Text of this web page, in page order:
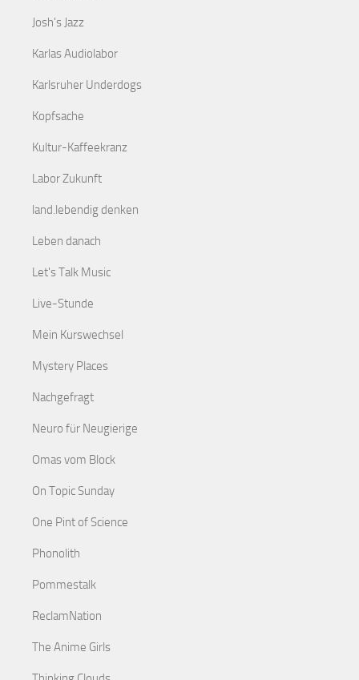
Josh's Jazz
Karlas Audiolabor
Karlsruher Underdogs
Kopfsache
Kultur-Kaffeekranz
Labor Zukunft
land.lebendig denken
Leben danach
Let's Talk Music
Live-Stunde
Mein Kurswechsel
Mystery Places
Nachgefragt
Neuro für Neugierige
Omas vom Block
On Topic Sunday
One Pint of Science
Phonolith
Pommestalk
ReclamNation
The Anime Girls